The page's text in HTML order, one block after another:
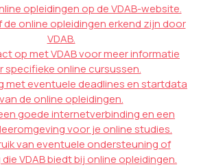
opleidingen op de VDAB-website.
online opleidingen erkend zijn door
VDAB.
op met VDAB voor meer informatie
specifieke online cursussen.
met eventuele deadlines en startdata
van de online opleidingen.
goede internetverbinding en een
voor je online studies.
van eventuele ondersteuning of
VDAB biedt bij online opleidingen.